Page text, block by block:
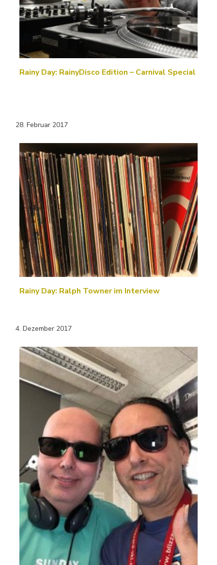
Rainy Day: RainyDisco Edition – Carnival Special
28. Februar 2017
Rainy Day: Ralph Towner im Interview
4. Dezember 2017